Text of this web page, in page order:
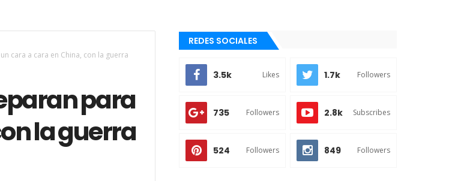
cara a cara en China, con la guerra
para
la guerra
REDES SOCIALES
3.5k Likes 1.7k Followers
735 Followers 2.8k Subscribes
524 Followers 849 Followers